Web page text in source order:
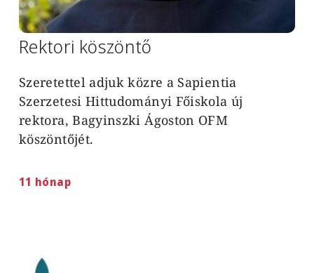
Rektori köszöntő
Szeretettel adjuk közre a Sapientia
Szerzetesi Hittudományi Főiskola új
rektora, Bagyinszki Ágoston OFM
köszöntőjét.
11 hónap